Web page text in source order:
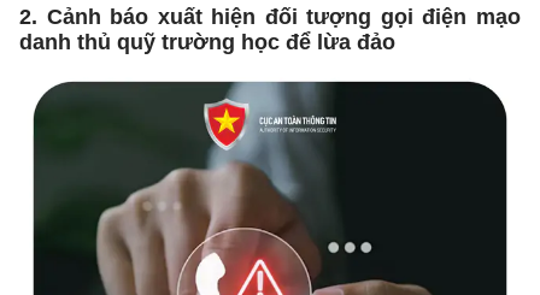
2. Cảnh báo xuất hiện đối tượng gọi điện mạo
danh thủ quỹ trường học để lừa đảo